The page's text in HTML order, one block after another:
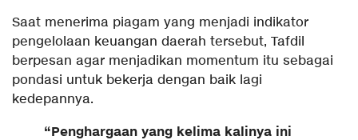
Saat menerima piagam yang menjadi indikator
pengelolaan keuangan daerah tersebut, Tafdil
berpesan agar menjadikan momentum itu sebagai
pondasi untuk bekerja dengan baik lagi
kedepannya.
“Penghargaan yang kelima kalinya ini